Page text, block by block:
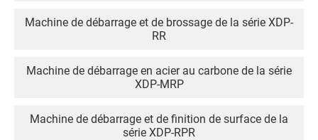
Machine de débarrage et de brossage de la série XDP-
RR
Machine de débarrage en acier au carbone de la série
XDP-MRP
Machine de débarrage et de finition de surface de la
série XDP-RPR